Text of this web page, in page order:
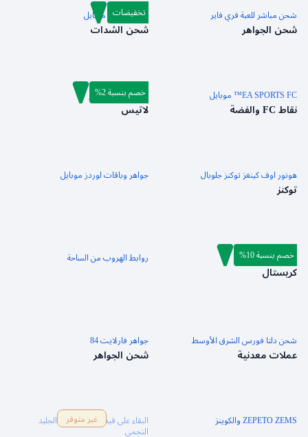
شحن مباشر للعبة فري فاير
شحن الجواهر
شدات ببجي موبايل
شحن الشدات
تخفيضات
EA SPORTS FC™ موبايل
نقاط FC والفضة
شحن مارفل رايفلز
لاتيس
خصم بنسبة 2%
هونور اوف كينغز توكنز جلوبال
توكنز
جواهر وباقات لوردز موبايل
جينشين إمباكت
كريستال
خصم بنسبة 10% روابط الهروب من الساحة
شحن دلتا فورس الشرق الأوسط
عملات معدنية
جواهر فارلايت 84
شحن الجواهر
ZEPETO ZEMS والكوينز
البقاء على قيد الحياة في ظل الجليد
النجمي
غير متوفر